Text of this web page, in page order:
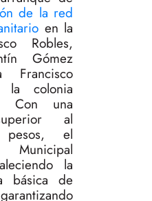
de la red
en la
Robles,
Gómez
Francisco
la colonia
Con una
al
el
la
básica de